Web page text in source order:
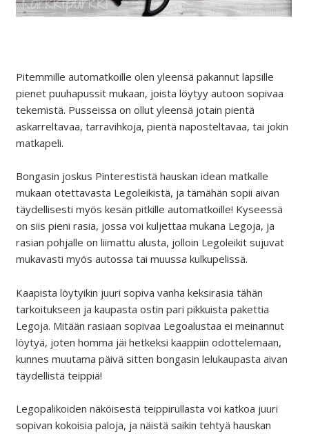
Pitemmille automatkoille olen yleensä pakannut lapsille
pienet puuhapussit mukaan, joista löytyy autoon sopivaa
tekemistä. Pusseissa on ollut yleensä jotain pientä
askarreltavaa, tarravihkoja, pientä naposteltavaa, tai jokin
matkapeli.
Bongasin joskus Pinterestistä hauskan idean matkalle
mukaan otettavasta Legoleikistä, ja tämähän sopii aivan
täydellisesti myös kesän pitkille automatkoille! Kyseessä
on siis pieni rasia, jossa voi kuljettaa mukana Legoja, ja
rasian pohjalle on liimattu alusta, jolloin Legoleikit sujuvat
mukavasti myös autossa tai muussa kulkupelissä.
Kaapista löytyikin juuri sopiva vanha keksirasia tähän
tarkoitukseen ja kaupasta ostin pari pikkuista pakettia
Legoja. Mitään rasiaan sopivaa Legoalustaa ei meinannut
löytyä, joten homma jäi hetkeksi kaappiin odottelemaan,
kunnes muutama päivä sitten bongasin lelukaupasta aivan
täydellistä teippiä!
Legopalikoiden näköisestä teippirullasta voi katkoa juuri
sopivan kokoisia paloja, ja näistä saikin tehtyä hauskan